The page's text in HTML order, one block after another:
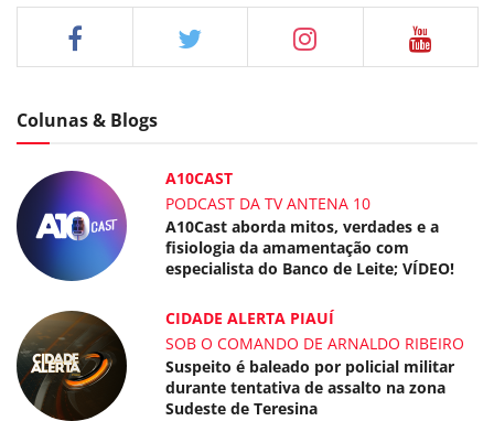
Colunas & Blogs
A10CAST
PODCAST DA TV ANTENA 10
A10Cast aborda mitos, verdades e a
fisiologia da amamentação com
especialista do Banco de Leite; VÍDEO!
CIDADE ALERTA PIAUÍ
SOB O COMANDO DE ARNALDO RIBEIRO
Suspeito é baleado por policial militar
durante tentativa de assalto na zona
Sudeste de Teresina